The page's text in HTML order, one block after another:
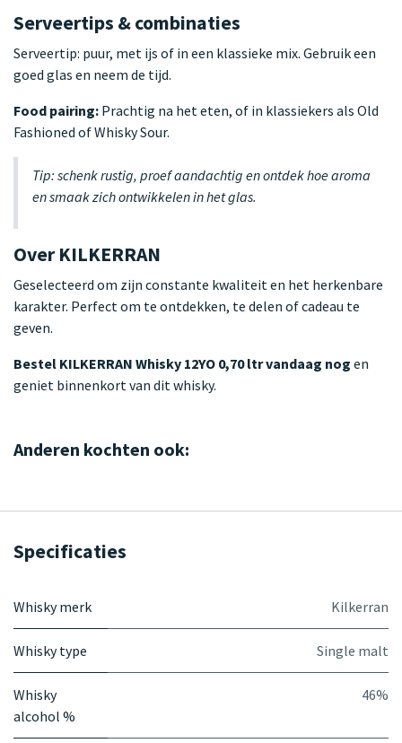
Serveertips & combinaties
Serveertip: puur, met ijs of in een klassieke mix. Gebruik een
goed glas en neem de tijd.
Food pairing: Prachtig na het eten, of in klassiekers als Old
Fashioned of Whisky Sour.
Tip: schenk rustig, proef aandachtig en ontdek hoe aroma
en smaak zich ontwikkelen in het glas.
Over KILKERRAN
Geselecteerd om zijn constante kwaliteit en het herkenbare
karakter. Perfect om te ontdekken, te delen of cadeau te
geven.
Bestel KILKERRAN Whisky 12YO 0,70 ltr vandaag nog en
geniet binnenkort van dit whisky.
Anderen kochten ook:
Specificaties
Whisky merk Kilkerran
Whisky type Single malt
Whisky
alcohol %
46%